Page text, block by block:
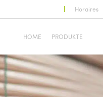
Horaires
HOME PRODUKTE